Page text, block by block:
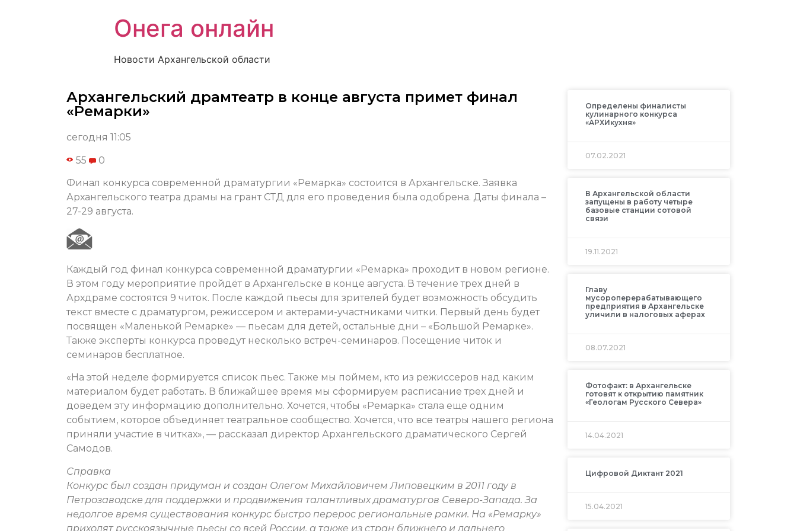
Онега онлайн
Новости Архангельской области
Архангельский драмтеатр в конце августа примет финал
«Ремарки»
сегодня 11:05
55 0
Финал конкурса современной драматургии «Ремарка» состоится в Архангельске. Заявка
Архангельского театра драмы на грант СТД для его проведения была одобрена. Даты финала –
27-29 августа.
Каждый год финал конкурса современной драматургии «Ремарка» проходит в новом регионе.
В этом году мероприятие пройдёт в Архангельске в конце августа. В течение трех дней в
Архдраме состоятся 9 читок. После каждой пьесы для зрителей будет возможность обсудить
текст вместе с драматургом, режиссером и актерами-участниками читки. Первый день будет
посвящен «Маленькой Ремарке» — пьесам для детей, остальные дни – «Большой Ремарке».
Также эксперты конкурса проведут несколько встреч-семинаров. Посещение читок и
семинаров бесплатное.
«На этой неделе формируется список пьес. Также мы поймем, кто из режиссеров над каким
материалом будет работать. В ближайшее время мы сформируем расписание трех дней и
доведем эту информацию дополнительно. Хочется, чтобы «Ремарка» стала еще одним
событием, которое объединяет театральное сообщество. Хочется, что все театры нашего региона
приняли участие в читках», — рассказал директор Архангельского драматического Сергей
Самодов.
Справка
Конкурс был создан придуман и создан Олегом Михайловичем Липовецким в 2011 году в
Петрозаводске для поддержки и продвижения талантливых драматургов Северо-Запада. За
недолгое время существования конкурс быстро перерос региональные рамки. На «Ремарку»
приходят русскоязычные пьесы со всей России, а также из стран ближнего и дальнего
Определены финалисты
кулинарного конкурса
«АРХИкухня»
07.02.2021
В Архангельской области
запущены в работу четыре
базовые станции сотовой
связи
19.11.2021
Главу
мусороперерабатывающего
предприятия в Архангельске
уличили в налоговых аферах
08.07.2021
Фотофакт: в Архангельске
готовят к открытию памятник
«Геологам Русского Севера»
14.04.2021
Цифровой Диктант 2021
15.04.2021